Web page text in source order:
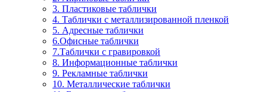
3. Пластиковые таблички
4. Таблички с металлизированной пленкой
5. Адресные таблички
6.Офисные таблички
7.Таблички с гравировкой
8. Информационные таблички
9. Рекламные таблички
10. Металлические таблички